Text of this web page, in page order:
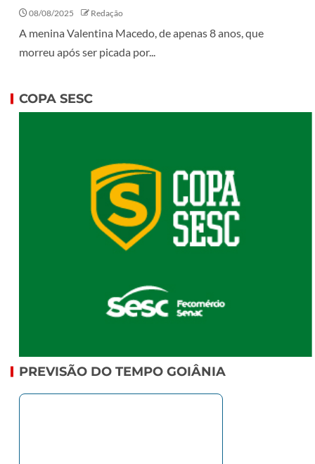
08/08/2025 Redação
A menina Valentina Macedo, de apenas 8 anos, que
morreu após ser picada por...
COPA SESC
PREVISÃO DO TEMPO GOIÂNIA